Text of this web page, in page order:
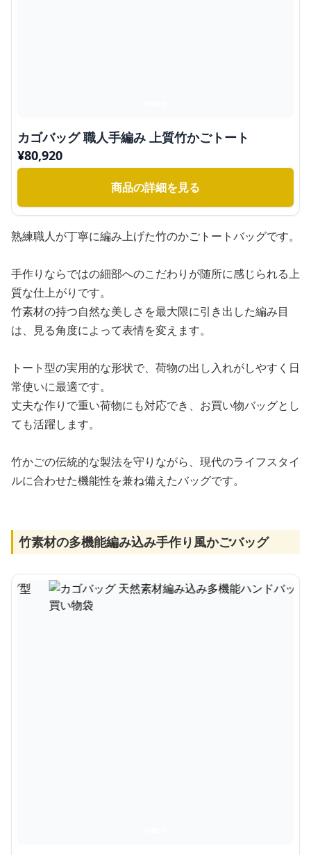
カゴバッグ 職人手編み 上質竹かごトート
¥80,920
商品の詳細を見る
熟練職人が丁寧に編み上げた竹のかごトートバッグです。
手作りならではの細部へのこだわりが随所に感じられる上
質な仕上がりです。
竹素材の持つ自然な美しさを最大限に引き出した編み目
は、見る角度によって表情を変えます。
トート型の実用的な形状で、荷物の出し入れがしやすく日
常使いに最適です。
丈夫な作りで重い荷物にも対応でき、お買い物バッグとし
ても活躍します。
竹かごの伝統的な製法を守りながら、現代のライフスタイ
ルに合わせた機能性を兼ね備えたバッグです。
竹素材の多機能編み込み手作り風かごバッグ